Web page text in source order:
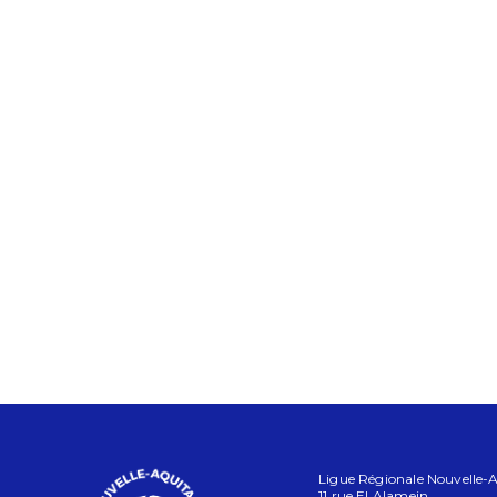
Ligue Régionale Nouvelle-